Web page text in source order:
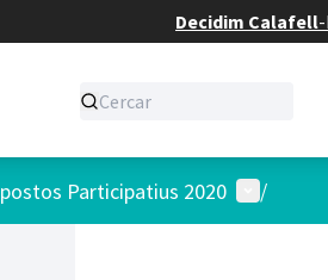
Decidim Calafell-
Participatius 2020 Menú
/